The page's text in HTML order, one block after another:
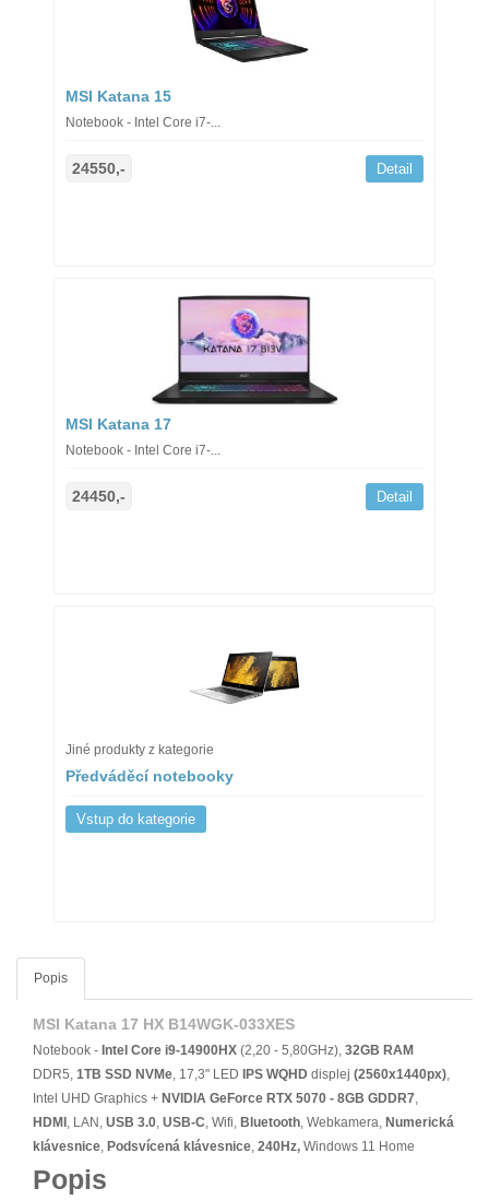
MSI Katana 15
Notebook - Intel Core i7-...
24550,- Detail
MSI Katana 17
Notebook - Intel Core i7-...
24450,- Detail
Jiné produkty z kategorie
Předváděcí notebooky
Vstup do kategorie
Popis
MSI Katana 17 HX B14WGK-033XES
Notebook - Intel Core i9-14900HX (2,20 - 5,80GHz), 32GB RAM
DDR5, 1TB SSD NVMe, 17,3" LED IPS WQHD displej (2560x1440px),
Intel UHD Graphics + NVIDIA GeForce RTX 5070 - 8GB GDDR7,
HDMI , LAN, USB 3.0, USB-C, Wifi, Bluetooth, Webkamera, Numerická
klávesnice, Podsvícená klávesnice, 240Hz, Windows 11 Home
Popis